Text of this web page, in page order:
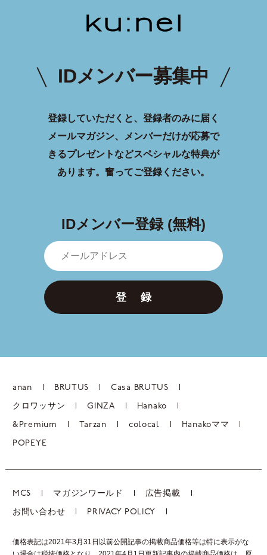
IDメンバー募集中
登録していただくと、登録者のみに届く
メールマガジン、メンバーだけが応募で
きるプレゼントなどスペシャルな特典が
あります。 奮ってご登録ください。
IDメンバー登録 (無料)
登 録
anan BRUTUS Casa BRUTUS
クロワッサン GINZA Hanako
&Premium Tarzan colocal Hanakoママ
POPEYE
MCS マガジンワールド 広告掲載
お問い合わせ PRIVACY POLICY
価格表記は2021年3月31日以前公開記事の掲載商品価格等は特に表示がな